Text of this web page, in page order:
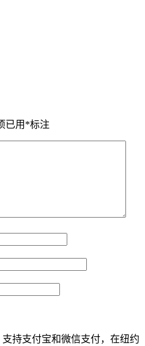
已用 *标注
支持支付宝和微信支付，在纽约